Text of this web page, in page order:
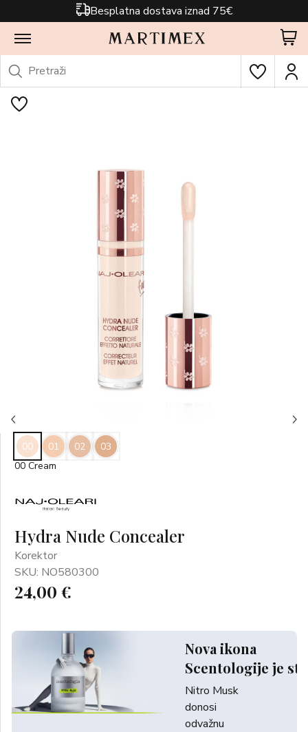
Besplatna dostava iznad 75€
Hydra Nude Concealer
Korektor
SKU: NO580300
24,00 €
Nova ikona
Scentologije je
Nitro Musk
donosi
odvažnu
00 01 02
03
00 Cream